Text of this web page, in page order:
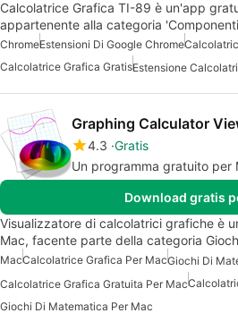
Calcolatrice Grafica TI-89 è un'app
appartenente alla categoria
ChromeEstensioni Di Google Chrome
Calcolatrice Grafica GratisEstensione
Graphing Calculator
4.3 Gratis
Un programma gratuito per
Download gratis
Visualizzatore di calcolatrici grafiche è
Mac, facente parte della categoria
MacCalcolatrice Grafica Per MacGiochi Di
Calcolatrice Grafica Gratuita Per Mac
Giochi Di Matematica Per Mac